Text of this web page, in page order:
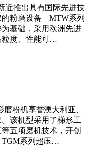
近推出具有国际先进技
粉磨设备—MTW系列
基础，采用欧洲先进
粒度、性能可…
粉机享誉澳大利亚、
该机型采用了梯形工
五项磨机技术，开创
TGM系列超压…